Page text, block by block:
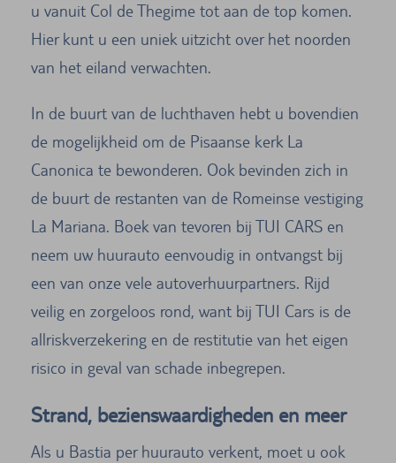
u vanuit Col de Thegime tot aan de top komen.
Hier kunt u een uniek uitzicht over het noorden
van het eiland verwachten.
In de buurt van de luchthaven hebt u bovendien
de mogelijkheid om de Pisaanse kerk La
Canonica te bewonderen. Ook bevinden zich in
de buurt de restanten van de Romeinse vestiging
La Mariana. Boek van tevoren bij TUI CARS en
neem uw huurauto eenvoudig in ontvangst bij
een van onze vele autoverhuurpartners. Rijd
veilig en zorgeloos rond, want bij TUI Cars is de
allriskverzekering en de restitutie van het eigen
risico in geval van schade inbegrepen.
Strand, bezienswaardigheden en meer
Als u Bastia per huurauto verkent, moet u ook